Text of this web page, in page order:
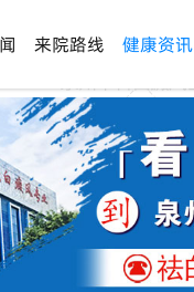
来院路线 健康资讯